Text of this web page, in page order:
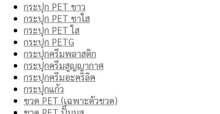
กระปุก PET ขาว
กระปุก PET ชาใส
กระปุก PET ใส
กระปุก PETG
กระปุกครีมพลาสติก
กระปุกครีมสูญญากาศ
กระปุกครีมอะคริลิค
กระปุกแก้ว
ขวด PET (เฉพาะตัวขวด)